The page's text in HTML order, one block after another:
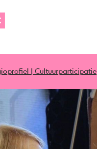
| Cultuurparticipatie